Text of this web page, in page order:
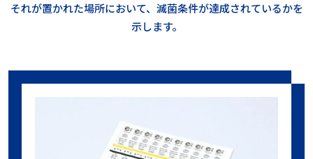
それが置かれた場所において、滅菌条件が達成されているかを
示します。